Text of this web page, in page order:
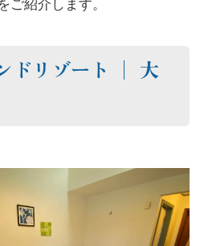
ご紹介します。
ドリゾート │ 大